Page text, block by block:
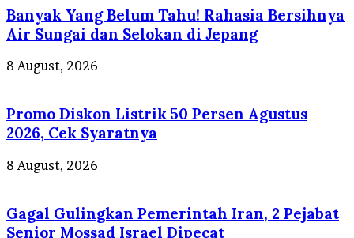
Banyak Yang Belum Tahu! Rahasia Bersihnya
Air Sungai dan Selokan di Jepang
8 August, 2026
Promo Diskon Listrik 50 Persen Agustus
2026, Cek Syaratnya
8 August, 2026
Gagal Gulingkan Pemerintah Iran, 2 Pejabat
Senior Mossad Israel Dipecat